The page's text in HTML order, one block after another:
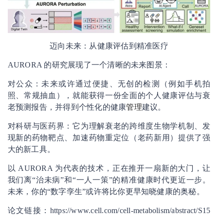
迈向未来：从健康评估到精准医疗
AURORA 的研究展现了一个清晰的未来图景：
对公众：未来或许通过便捷、无创的检测（例如手机拍
照、常规抽血），就能获得一份全面的个人健康评估与衰
老预测报告，并得到个性化的健康管理建议。
对科研与医药界：它为理解衰老的跨维度生物学机制、发
现新的药物靶点、加速药物重定位（老药新用）提供了强
大的新工具。
以 AURORA 为代表的技术，正在推开一扇新的大门，让
我们离“治未病”和“一人一策”的精准健康时代更近一步。
未来，你的“数字孪生”或许将比你更早知晓健康的奥秘。
论文链接：https://www.cell.com/cell-metabolism/abstract/S15